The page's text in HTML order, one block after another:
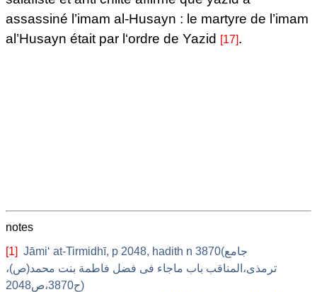
assassiné l’imam al-Husayn : le martyre de l’imam
al’Husayn était par l‘ordre de Yazid [17].
notes
[1] Jāmi‘ at-Tirmidhī, p 2048, hadith n 3870(جامع
ترمذی،المناقب باب ماجاء فی فضل فاطمة بنت محمد(ص)،
ح3870،ص2048)